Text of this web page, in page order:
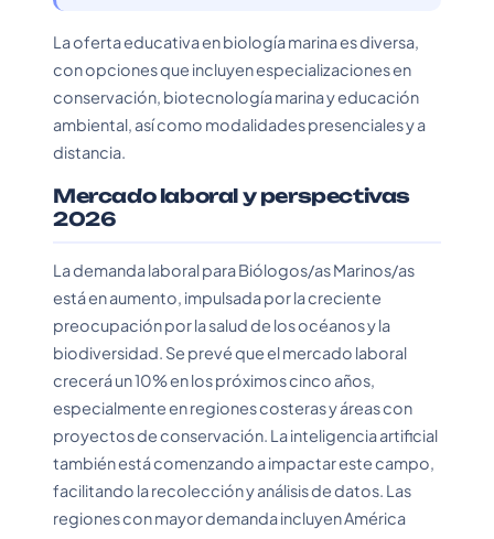
La oferta educativa en biología marina es diversa,
con opciones que incluyen especializaciones en
conservación, biotecnología marina y educación
ambiental, así como modalidades presenciales y a
distancia.
Mercado laboral y perspectivas
2026
La demanda laboral para Biólogos/as Marinos/as
está en aumento, impulsada por la creciente
preocupación por la salud de los océanos y la
biodiversidad. Se prevé que el mercado laboral
crecerá un 10% en los próximos cinco años,
especialmente en regiones costeras y áreas con
proyectos de conservación. La inteligencia artificial
también está comenzando a impactar este campo,
facilitando la recolección y análisis de datos. Las
regiones con mayor demanda incluyen América